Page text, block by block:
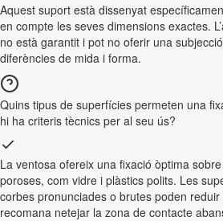
Aquest suport està dissenyat
en compte les seves dimensions exactes.
no està garantit i pot no oferir una
diferències de mida i forma.
Quins tipus de superfícies permeten una
hi ha criteris tècnics per al seu ús?
La ventosa ofereix una fixació òptima
poroses, com vidre i plàstics polits. Les
corbes pronunciades o brutes poden
recomana netejar la zona de contacte